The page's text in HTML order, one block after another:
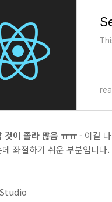
것이 졸라 많음 ㅠㅠ- 이걸
좌절하기 쉬운 부분입니